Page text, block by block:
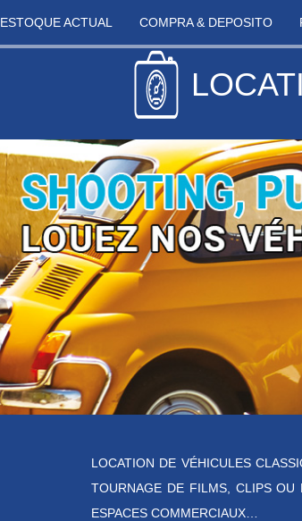
ESTOQUE ACTUAL COMPRA & DEPOSITO
LOCATION DE VÉHICULES
TOURNAGE DE FILMS, CLIPS OU
ESPACES COMMERCIAUX…